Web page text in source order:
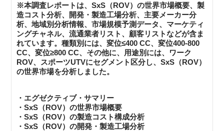
※本調査レポートは、SxS（ROV）の世界市場概要、製
造コスト分析、開発・製造工場分析、主要メーカー分
析、地域別分析情報、市場規模予測データ、マーケティ
ングチャネル、流通業者リスト、顧客リストなどが含ま
れています。種類別には、変位≤400 CC、変位400-800
CC、変位≥800 CC、その他に、用途別には、ワーク
ROV、スポーツUTVにセグメント区分し、SxS（ROV）
の世界市場を分析しました。
・エグゼクティブ・サマリー
・SxS（ROV）の世界市場概要
・SxS（ROV）の製造コスト構成分析
・SxS（ROV）の開発・製造工場分析